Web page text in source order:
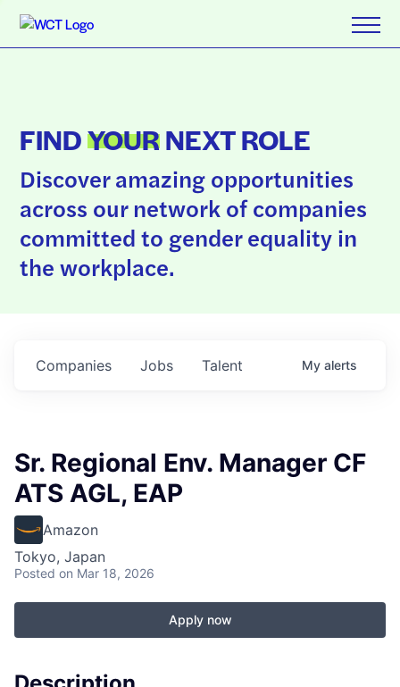
FINDYOURNEXT ROLE
Discover amazing opportunities
across our network of companies
committed to gender equality in
the workplace.
Jobs
Companies Talent My alerts
Sr. Regional Env. Manager CF
ATS AGL, EAP
Amazon
Tokyo, Japan
Posted on Mar 18, 2026
Apply now